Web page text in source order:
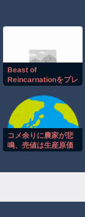
Beast of
Reincarnationをプレ
コメ余りに農家が悲
鳴、売値は生産原価
期待もできない。高
ん。もう愛想尽かし